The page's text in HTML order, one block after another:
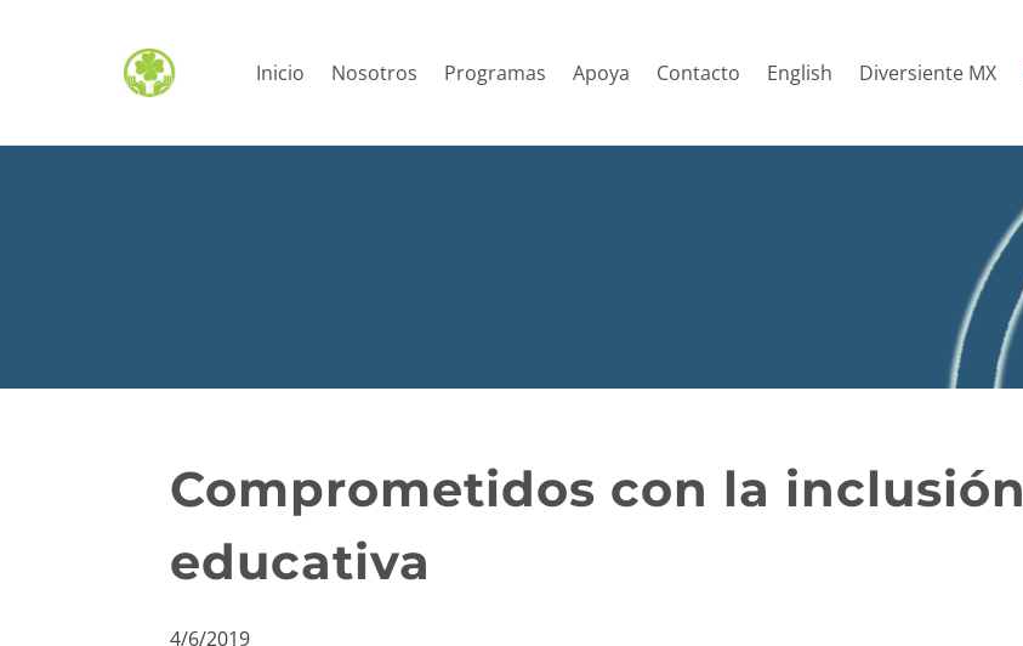
Inicio Nosotros Programas Apoya Contacto English Diversiente MX
Comprometidos con la inclusión
educativa
4/6/2019